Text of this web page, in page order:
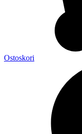
Ostoskori